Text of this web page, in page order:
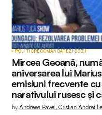
POLITICRECOMANDATEZI DE ZI
Mircea Geoană,
aniversarea lui
emisiuni frecvente
narativului rusesc și
by Andreea Pavel, Cristian Andrei